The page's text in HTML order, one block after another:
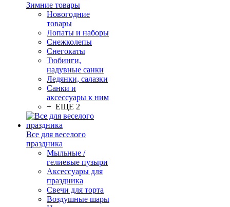
Зимние товары
Новогодние
товары
Лопаты и наборы
Снежколепы
Снегокаты
Тюбинги,
надувные санки
Ледянки, салазки
Санки и
аксессуары к ним
+ ЕЩЕ 2
Все для веселого
праздника
Мыльные /
гелиевые пузыри
Аксессуары для
праздника
Свечи для торта
Воздушные шары